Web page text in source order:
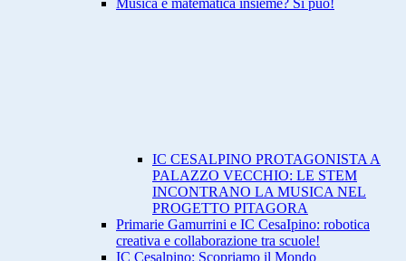
Musica e matematica insieme? Si può!
IC CESALPINO PROTAGONISTA A
PALAZZO VECCHIO: LE STEM
INCONTRANO LA MUSICA NEL
PROGETTO PITAGORA
Primarie Gamurrini e IC CesaIpino: robotica
creativa e collaborazione tra scuole!
IC Cesalpino: Scopriamo il Mondo